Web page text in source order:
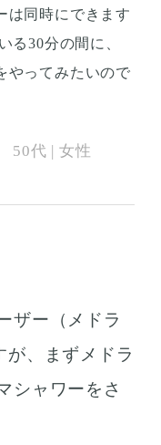
は同時にできます
る30分の間に、
やってみたいので
50代 | 女性
ザー（メドラ
が、まずメドラ
シャワーをさ